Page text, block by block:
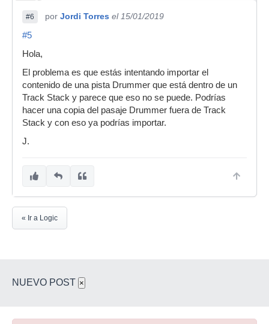
#6 por Jordi Torres el 15/01/2019
#5
Hola,
El problema es que estás intentando importar el
contenido de una pista Drummer que está dentro de un
Track Stack y parece que eso no se puede. Podrías
hacer una copia del pasaje Drummer fuera de Track
Stack y con eso ya podrías importar.
J.
« Ir a Logic
NUEVO POST ×